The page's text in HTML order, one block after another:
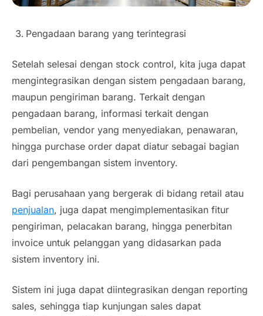
Pengadaan barang yang terintegrasi
Setelah selesai dengan stock control, kita juga dapat
mengintegrasikan dengan sistem pengadaan barang,
maupun pengiriman barang. Terkait dengan
pengadaan barang, informasi terkait dengan
pembelian, vendor yang menyediakan, penawaran,
hingga purchase order dapat diatur sebagai bagian
dari pengembangan sistem inventory.
Bagi perusahaan yang bergerak di bidang retail atau
penjualan, juga dapat mengimplementasikan fitur
pengiriman, pelacakan barang, hingga penerbitan
invoice untuk pelanggan yang didasarkan pada
sistem inventory ini.
Sistem ini juga dapat diintegrasikan dengan reporting
sales, sehingga tiap kunjungan sales dapat